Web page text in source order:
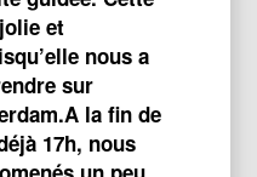
et
nous a
sur
​A la fin de
17h, nous